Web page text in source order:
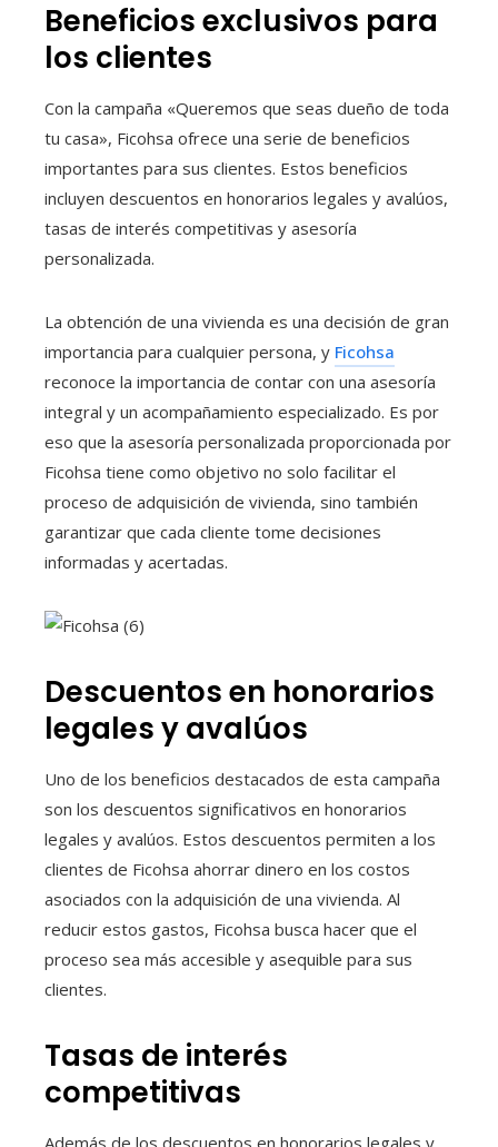
Beneficios exclusivos para
los clientes
Con la campaña «Queremos que seas dueño de toda
tu casa», Ficohsa ofrece una serie de beneficios
importantes para sus clientes. Estos beneficios
incluyen descuentos en honorarios legales y avalúos,
tasas de interés competitivas y asesoría
personalizada.
La obtención de una vivienda es una decisión de gran
importancia para cualquier persona, y Ficohsa
reconoce la importancia de contar con una asesoría
integral y un acompañamiento especializado. Es por
eso que la asesoría personalizada proporcionada por
Ficohsa tiene como objetivo no solo facilitar el
proceso de adquisición de vivienda, sino también
garantizar que cada cliente tome decisiones
informadas y acertadas.
Descuentos en honorarios
legales y avalúos
Uno de los beneficios destacados de esta campaña
son los descuentos significativos en honorarios
legales y avalúos. Estos descuentos permiten a los
clientes de Ficohsa ahorrar dinero en los costos
asociados con la adquisición de una vivienda. Al
reducir estos gastos, Ficohsa busca hacer que el
proceso sea más accesible y asequible para sus
clientes.
Tasas de interés
competitivas